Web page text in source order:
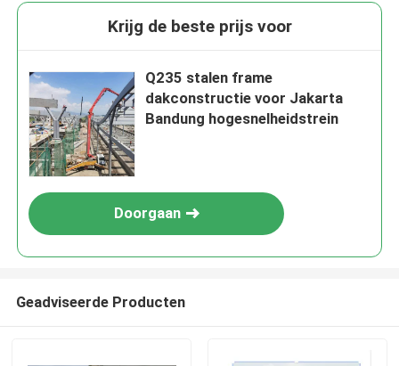
Krijg de beste prijs voor
Q235 stalen frame
dakconstructie voor Jakarta
Bandung hogesnelheidstrein
Doorgaan
Geadviseerde Producten